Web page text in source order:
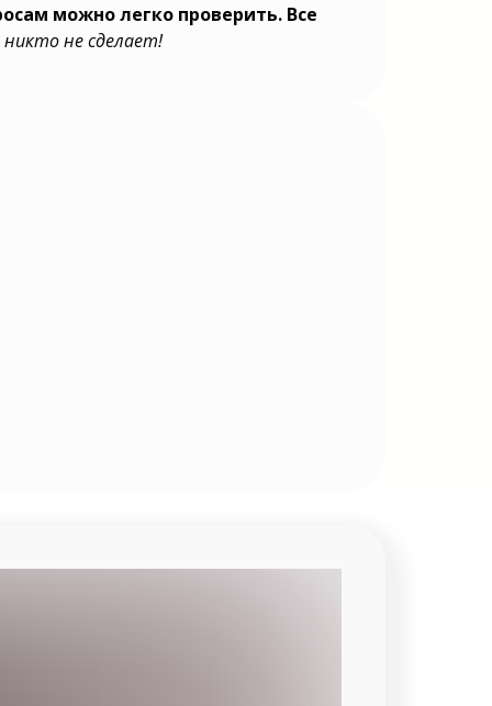
можно легко проверить. Все
не сделает!